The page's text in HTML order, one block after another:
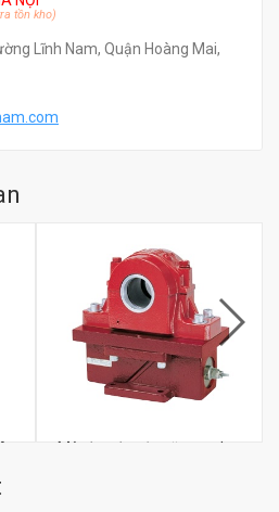
tồn kho)
Lĩnh Nam, Quận Hoàng Mai,
Mô-đun đo sức căng web